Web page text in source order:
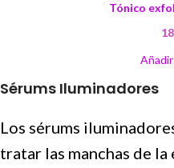
Tónico
Sérums Iluminadores
Los sérums
tratar las manchas de la